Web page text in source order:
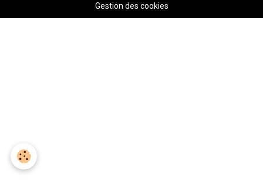
Gestion des cookies